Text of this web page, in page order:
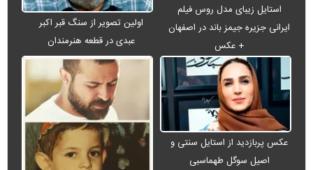
استایل زیبای مدل روس فیلم
ایرانی جزیره جیمز باند در اصفهان
+ عکس
اولین تصویر از سنگ قبر اکبر
عبدی در قطعه هنرمندان
عکس پربازدید از استایل سنتی و
اصیل سوگل طهماسبی